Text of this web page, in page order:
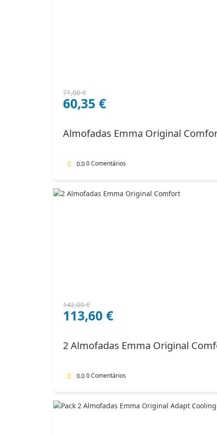
71,00€
O
preço
71,00 €.
60,35 €
O
preço
60,35 €.
Almofadas Emma Original
0.00 Comentários
142,00€
O
preço
142,00 €.
113,60 €
O
preço
113,60 €.
2 Almofadas Emma Original
0.00 Comentários